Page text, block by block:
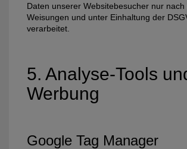
Daten unserer Websitebesucher nur nach
Weisungen und unter Einhaltung der
verarbeitet.
5. Analyse-Tools
Werbung
Google Tag Manager